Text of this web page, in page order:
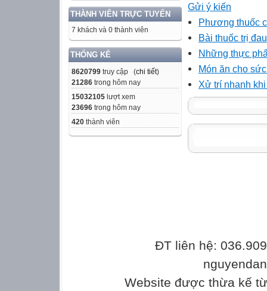
THÀNH VIÊN TRỰC TUYẾN
7 khách và 0 thành viên
THỐNG KÊ
8620799 truy cập (chi tiết)
21286 trong hôm nay
15032105 lượt xem
23696 trong hôm nay
420 thành viên
Gửi ý kiến
Phương thuốc
Bài thuốc trị
Những thực
Món ăn cho
Xử trí nhanh
ĐT liên hệ:
Website được thừa kế